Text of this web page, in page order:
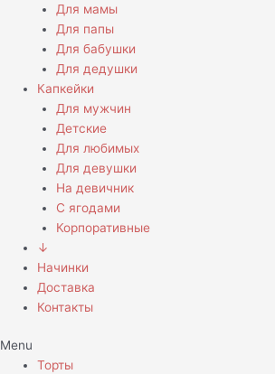
Для мамы
Для папы
Для бабушки
Для дедушки
Капкейки
Для мужчин
Детские
Для любимых
Для девушки
На девичник
С ягодами
Корпоративные
↓
Начинки
Доставка
Контакты
Menu
Торты